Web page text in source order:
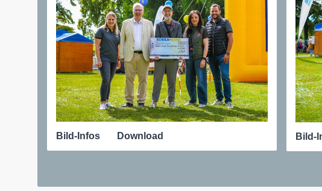
Bild-Infos Download Bild-